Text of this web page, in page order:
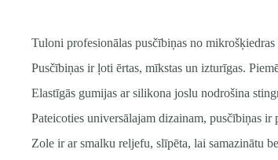
Tuloni profesionālas pusčībiņas no mikrošķiedras
Pusčībiņas ir ļoti ērtas, mīkstas un izturīgas.
Elastīgās gumijas ar silikona joslu nodrošina
Pateicoties universālajam dizainam, pusčībiņas
Zole ir ar smalku reljefu, slīpēta, lai samazinātu